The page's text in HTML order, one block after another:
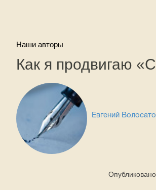
Наши авторы
Как я продвигаю
Евгений